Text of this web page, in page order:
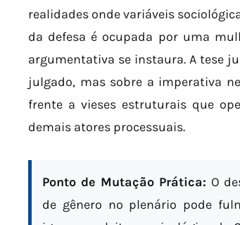
realidades onde variáveis
da defesa é ocupada por uma
argumentativa se instaura. A tese
julgado, mas sobre a imperativa
frente a vieses estruturais que
demais atores processuais.
Ponto de Mutação Prática: O
de gênero no plenário pode